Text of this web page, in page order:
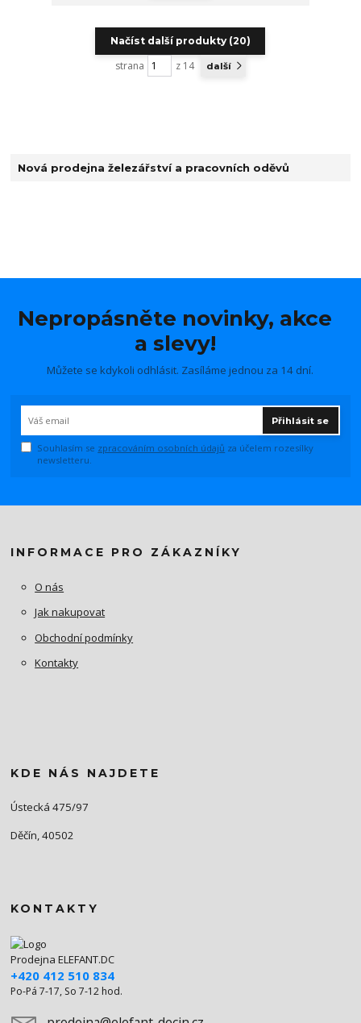
Nová prodejna železářství a pracovních oděvů
Načíst další produkty (20)
strana z 14 další
Nepropásněte novinky, akce
a slevy!
Můžete se kdykoli odhlásit. Zasíláme jednou za 14 dní.
Přihlásit se
Souhlasím se zpracováním osobních údajů za účelem rozesílky
newsletteru.
INFORMACE PRO ZÁKAZNÍKY
O nás
Jak nakupovat
Obchodní podmínky
Kontakty
KDE NÁS NAJDETE
Ústecká 475/97
Děčín, 40502
KONTAKTY
Prodejna ELEFANT.DC
+420 412 510 834
Po-Pá 7-17, So 7-12 hod.